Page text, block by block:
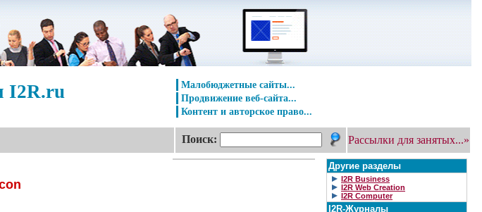
I2R.ru
Малобюджетные сайты...
Продвижение веб-сайта...
Контент и авторское право...
Поиск: Рассылки для занятых...»
Другие разделы
I2R Business
I2R Web Creation
I2R Computer
I2R-Журналы